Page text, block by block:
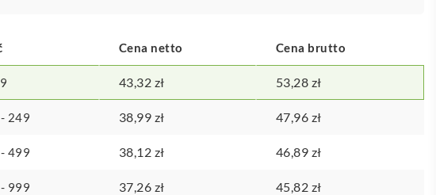
Cena netto Cena brutto
43,32 zł 53,28 zł
249 38,99 zł 47,96 zł
499 38,12 zł 46,89 zł
999 37,26 zł 45,82 zł